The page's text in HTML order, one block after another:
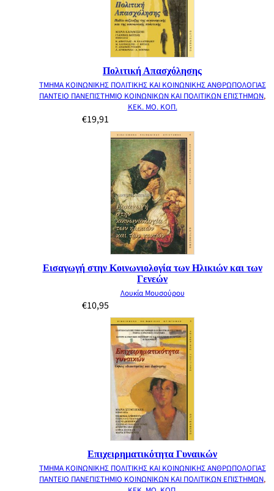
Πολιτική Απασχόλησης
ΤΜΗΜΑ ΚΟΙΝΩΝΙΚΗΣ ΠΟΛΙΤΙΚΗΣ ΚΑΙ ΚΟΙΝΩΝΙΚΗΣ ΑΝΘΡΩΠΟΛΟΓΙΑΣ
ΠΑΝΤΕΙΟ ΠΑΝΕΠΙΣΤΗΜΙΟ ΚΟΙΝΩΝΙΚΩΝ ΚΑΙ ΠΟΛΙΤΙΚΩΝ ΕΠΙΣΤΗΜΩΝ,
ΚΕΚ. ΜΟ. ΚΟΠ.
€19,91
Εισαγωγή στην Κοινωνιολογία των Ηλικιών και των
Γενεών
Λουκία Μουσούρου
€10,95
Επιχειρηματικότητα Γυναικών
ΤΜΗΜΑ ΚΟΙΝΩΝΙΚΗΣ ΠΟΛΙΤΙΚΗΣ ΚΑΙ ΚΟΙΝΩΝΙΚΗΣ ΑΝΘΡΩΠΟΛΟΓΙΑΣ
ΠΑΝΤΕΙΟ ΠΑΝΕΠΙΣΤΗΜΙΟ ΚΟΙΝΩΝΙΚΩΝ ΚΑΙ ΠΟΛΙΤΙΚΩΝ ΕΠΙΣΤΗΜΩΝ,